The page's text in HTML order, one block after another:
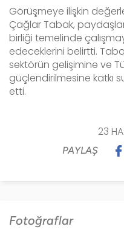
​Görüşmeye ilişkin
Çağlar Tabak,
birliği temelinde
edeceklerini belirtti.
sektörün gelişimine ve
güçlendirilmesine katkı
etti.
23
PAYLAŞ
Fotoğraflar